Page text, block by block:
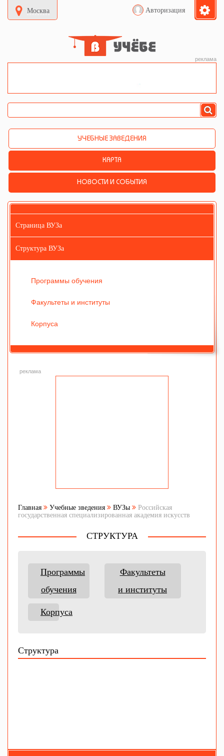
Москва Авторизация
реклама
УЧЕБНЫЕ ЗАВЕДЕНИЯ
КАРТА
НОВОСТИ И СОБЫТИЯ
Страница ВУЗа
Структура ВУЗа
Программы обучения
Факультеты и институты
Корпуса
реклама
Главная Учебные зведения ВУЗы
Российская
государственная специализированная академия искусств
СТРУКТУРА
Программы
обучения
Факультеты
и институты
Корпуса
Структура